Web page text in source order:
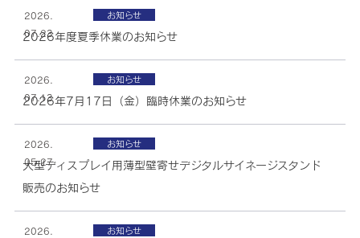
2026.
07.23
お知らせ
2026年度夏季休業のお知らせ
2026.
07.13
お知らせ
2026年7月17日（金）臨時休業のお知らせ
2026.
05.27
お知らせ
大型ディスプレイ用薄型壁寄せデジタルサイネージスタンド
販売のお知らせ
2026.
お知らせ